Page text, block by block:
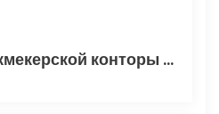
Обзор лучшей букмекерской конторы Винлайн в России